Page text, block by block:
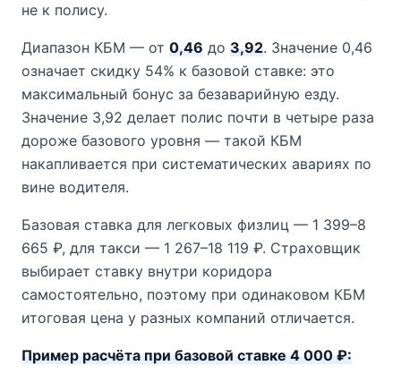
не к полису.
Диапазон КБМ — от 0,46 до 3,92. Значение 0,46
означает скидку 54% к базовой ставке: это
максимальный бонус за безаварийную езду.
Значение 3,92 делает полис почти в четыре раза
дороже базового уровня — такой КБМ
накапливается при систематических авариях по
вине водителя.
Базовая ставка для легковых физлиц — 1 399–8
665 ₽, для такси — 1 267–18 119 ₽. Страховщик
выбирает ставку внутри коридора
самостоятельно, поэтому при одинаковом КБМ
итоговая цена у разных компаний отличается.
Пример расчёта при базовой ставке 4 000 ₽: